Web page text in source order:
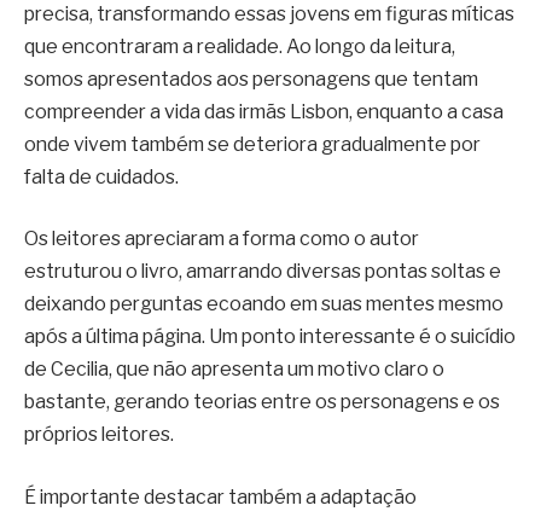
precisa, transformando essas jovens em figuras míticas
que encontraram a realidade. Ao longo da leitura,
somos apresentados aos personagens que tentam
compreender a vida das irmãs Lisbon, enquanto a casa
onde vivem também se deteriora gradualmente por
falta de cuidados.
Os leitores apreciaram a forma como o autor
estruturou o livro, amarrando diversas pontas soltas e
deixando perguntas ecoando em suas mentes mesmo
após a última página. Um ponto interessante é o suicídio
de Cecilia, que não apresenta um motivo claro o
bastante, gerando teorias entre os personagens e os
próprios leitores.
É importante destacar também a adaptação